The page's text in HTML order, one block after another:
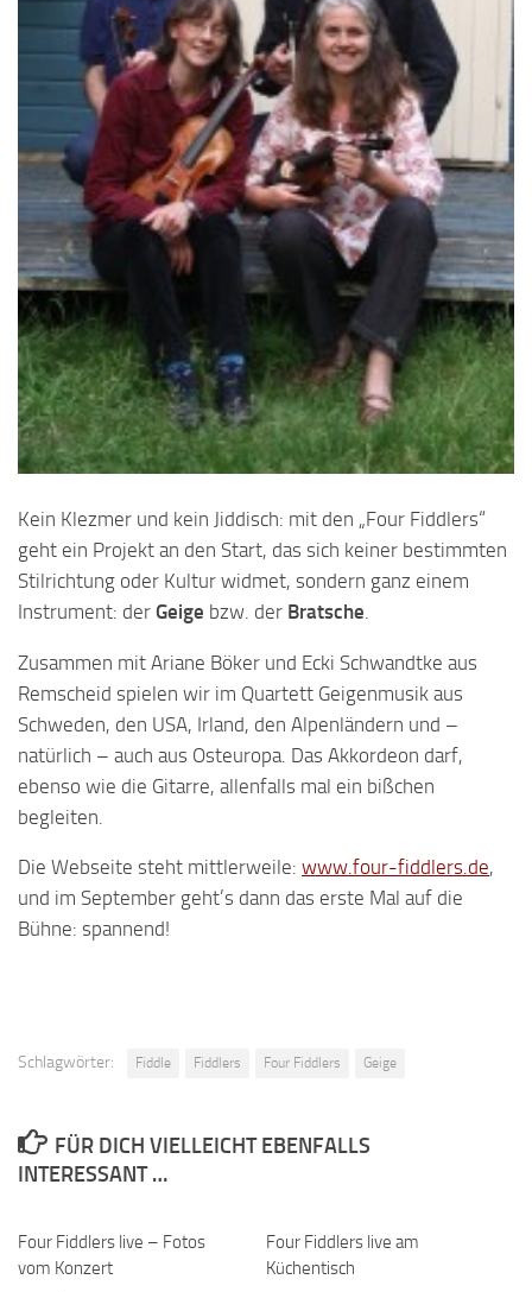
Kein Klezmer und kein Jiddisch: mit den „Four Fiddlers“
geht ein Projekt an den Start, das sich keiner bestimmten
Stilrichtung oder Kultur widmet, sondern ganz einem
Instrument: der Geige bzw. der Bratsche
Zusammen mit Ariane Böker und Ecki Schwandtke aus
Remscheid spielen wir im Quartett Geigenmusik aus
Schweden, den USA, Irland, den Alpenländern und –
natürlich – auch aus Osteuropa. Das Akkordeon darf,
ebenso wie die Gitarre, allenfalls mal ein bißchen
begleiten.
Die Webseite steht mittlerweile: www.four-fiddlers.de,
und im September geht’s dann das erste Mal auf die
Bühne: spannend!
Schlagwörter: Fiddle Fiddlers Four Fiddlers Geige
FÜR DICH VIELLEICHT EBENFALLS
INTERESSANT …
Four Fiddlers live – Fotos
vom Konzert
Four Fiddlers live am
Küchentisch